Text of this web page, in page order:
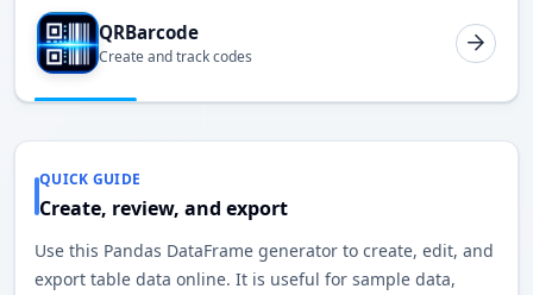
QRBarcode
Create and track codes
QUICK GUIDE
Create, review, and export
Use this Pandas DataFrame generator to create, edit, and
export table data online. It is useful for sample data,